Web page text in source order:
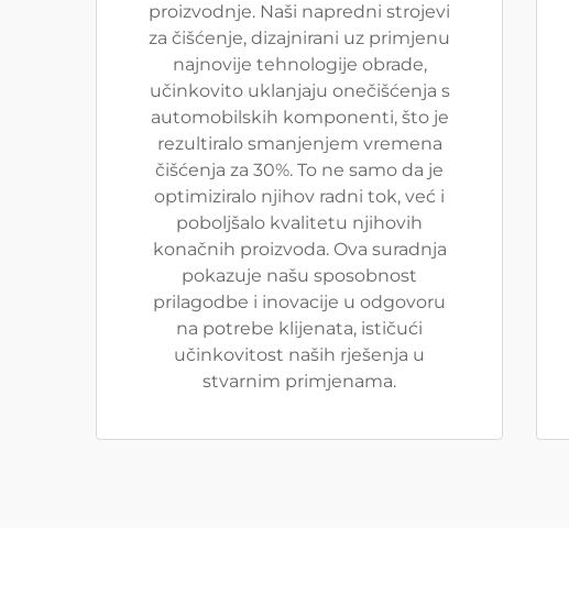
proizvodnje. Naši napredni strojevi
za čišćenje, dizajnirani uz primjenu
najnovije tehnologije obrade,
učinkovito uklanjaju onečišćenja s
automobilskih komponenti, što je
rezultiralo smanjenjem vremena
čišćenja za 30%. To ne samo da je
optimiziralo njihov radni tok, već i
poboljšalo kvalitetu njihovih
konačnih proizvoda. Ova suradnja
pokazuje našu sposobnost
prilagodbe i inovacije u odgovoru
na potrebe klijenata, ističući
učinkovitost naših rješenja u
stvarnim primjenama.